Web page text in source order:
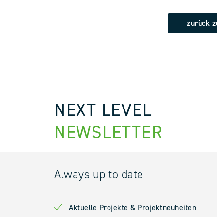
zurück
NEXT LEVEL
NEWSLETTER
Always up to date
Aktuelle Projekte & Projektneuheiten